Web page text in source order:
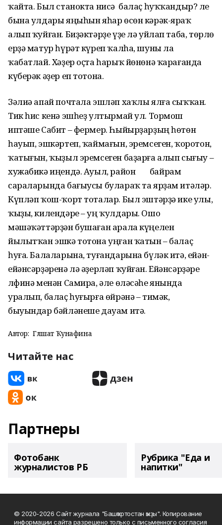
ҡайта. Был станокта нисә балаҫ һуҡҡандыр? Әле
бына улдары яңыһын яһар өсөн кәрәк-яраҡ
алып ҡуйған. Биҙәктәрҙе үҙе лә уйлап таба, төрлө
ерҙә матур һүрәт күреп ҡалһа, шуны ла
ҡабатлай. Хәҙер оҫта һарыҡ йөнөнә ҡарағанда
күберәк әҙер еп тотона.
Зәлиә апай почтала эшләп хаҡлы ялға сыҡҡан.
Тик һис кенә эшһеҙ ултырмай ул. Тормош
иптәше Сабит – фермер. Һыйырҙарҙың һөтөн
һауып, эшкәртеп, ҡаймағын, эремсеген, ҡоротон,
ҡатығын, ҡыҙыл эремсеген баҙарға алып сығыу –
хужабикә иңендә. Ауыл, район байрам
сараларында бағыусы булараҡ та ярҙам итәләр.
Күпләп ҡош-ҡорт тоталар. Был эштәрҙә ике улы,
ҡыҙы, килендәре – уң ҡулдары. Ошо
мәшәҡәттәрҙән бушаған арала күңелен
йылытҡан эшкә тотона уңған ҡатын – балаҫ
һуға. Балаларына, туғандарына бүләк итә, ейән-
ейәнсәрҙәренә лә әҙерләп ҡуйған. Ейәнсәрҙәре
Әлфинә менән Самира, әле өләсәһе янында
уралып, балаҫ һуғырға өйрәнә – тимәк,
быуындар бәйләнеше дауам итә.
Автор: Гөлшат Ҡунафина
Читайте нас
Партнеры
Фотобанк
журналистов РБ
Рубрика "Еда и
напитки"
© 2020-2026 Сайт журнала "Башҡортостан ҡыҙы". Копирование
информации сайта разрешено только с письменного согласия